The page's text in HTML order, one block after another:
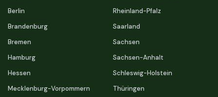
Berlin
Brandenburg
Bremen
Hamburg
Hessen
Mecklenburg-Vorpommern
Rheinland-Pfalz
Saarland
Sachsen
Sachsen-Anhalt
Schleswig-Holstein
Thüringen